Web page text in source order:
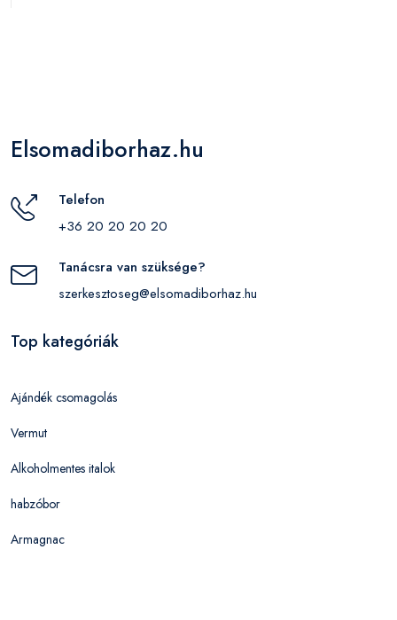
Elsomadiborhaz.hu
Telefon
+36 20 20 20 20
Tanácsra van szüksége?
szerkesztoseg@elsomadiborhaz.hu
Top kategóriák
Ajándék csomagolás
Vermut
Alkoholmentes italok
habzóbor
Armagnac